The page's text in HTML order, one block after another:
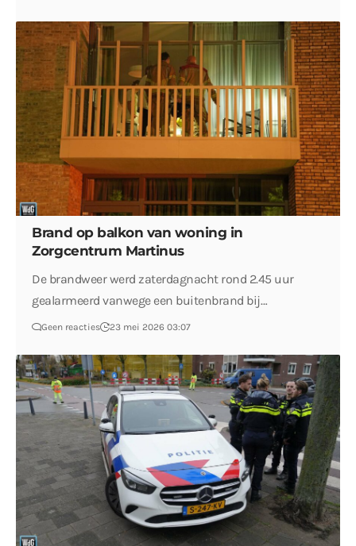
Brand op balkon van woning in
Zorgcentrum Martinus
De brandweer werd zaterdagnacht rond 2.45 uur
gealarmeerd vanwege een buitenbrand bij…
Geen reacties 23 mei 2026 03:07